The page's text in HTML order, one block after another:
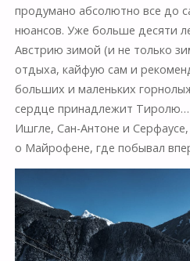
продумано абсолютно все до
нюансов. Уже больше десяти
Австрию зимой (и не только
отдыха, кайфую сам и
больших и маленьких
сердце принадлежит Тиролю…
Ишгле, Сан-Антоне и Серфаусе,
о Майрофене, где побывал